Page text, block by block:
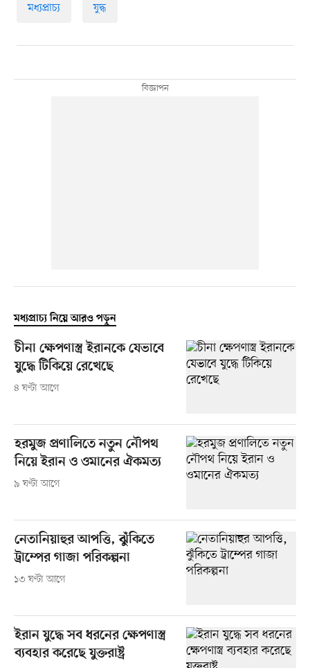
মধ্যপ্রাচ্য যুদ্ধ
মধ্যপ্রাচ্য নিয়ে আরও পড়ুন
চীনা ক্ষেপণাস্ত্র ইরানকে যেভাবে
যুদ্ধে টিকিয়ে রেখেছে
৪ ঘণ্টা আগে
হরমুজ প্রণালিতে নতুন নৌপথ
নিয়ে ইরান ও ওমানের ঐকমত্য
৯ ঘণ্টা আগে
নেতানিয়াহুর আপত্তি, ঝুঁকিতে
ট্রাম্পের গাজা পরিকল্পনা
১৩ ঘণ্টা আগে
ইরান যুদ্ধে সব ধরনের ক্ষেপণাস্ত্র
ব্যবহার করেছে যুক্তরাষ্ট্র